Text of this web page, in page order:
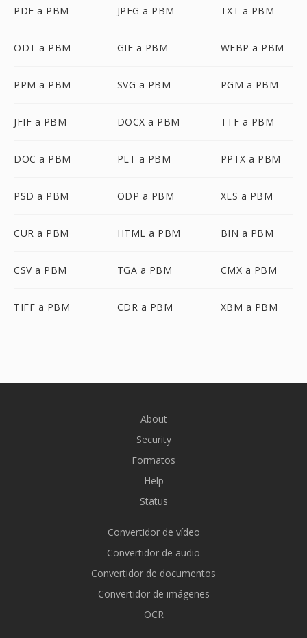
PDF a PBM JPEG a PBM TXT a PBM
ODT a PBM GIF a PBM WEBP a PBM
PPM a PBM SVG a PBM PGM a PBM
JFIF a PBM DOCX a PBM TTF a PBM
DOC a PBM PLT a PBM PPTX a PBM
PSD a PBM ODP a PBM XLS a PBM
CUR a PBM HTML a PBM BIN a PBM
CSV a PBM TGA a PBM CMX a PBM
TIFF a PBM CDR a PBM XBM a PBM
About
Security
Formatos
Help
Status
Convertidor de vídeo
Convertidor de audio
Convertidor de documentos
Convertidor de imágenes
OCR